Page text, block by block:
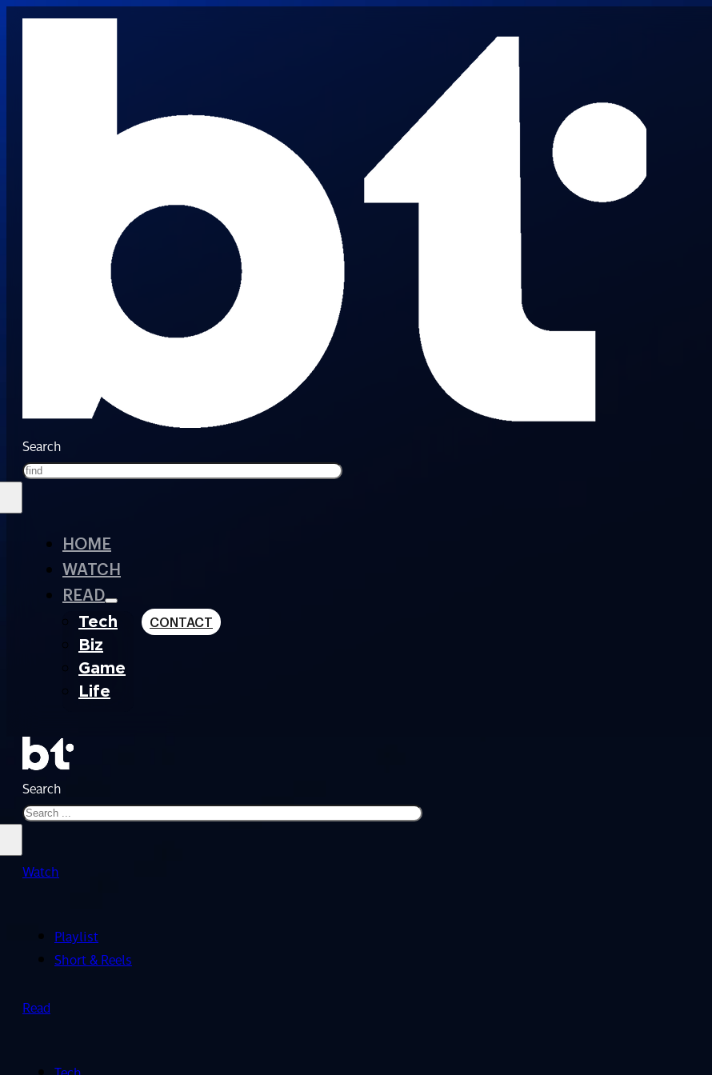
Search
HOME
WATCH
READ
Tech
Biz
Game
Life
CONTACT
Search
Watch
Playlist
Short & Reels
Read